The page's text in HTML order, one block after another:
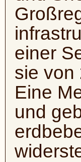
einer
sie von
Eine
und